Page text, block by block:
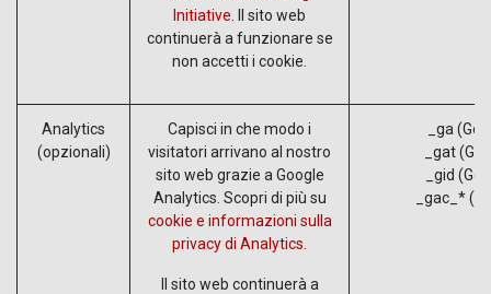
Initiative . Il sito web
continuerà a funzionare se
non accetti i cookie.
Analytics
(opzionali)
Capisci in che modo i
visitatori arrivano al nostro
sito web grazie a Google
Analytics. Scopri di più su
cookie e informazioni sulla
privacy di Analytics.
Il sito web continuerà a
_ga
_gat
_gid
_gac_*